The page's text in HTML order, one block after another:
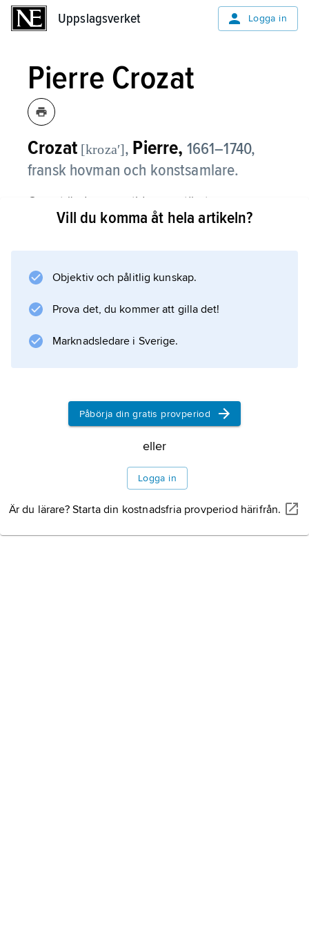
Uppslagsverket Logga in
Pierre Crozat
Crozat [krozaʹ], Pierre, 1661–1740,
fransk hovman och konstsamlare.
Crozat ägde en av tidernas största
konstsamlingar, där handteckningarna var
1 600 blad, vilka utgör kärnan i
Vill du komma åt hela artikeln?
Objektiv och pålitlig kunskap.
Prova det, du kommer att gilla det!
Marknadsledare i Sverige.
Påbörja din gratis provperiod
eller
Logga in
Är du lärare? Starta din kostnadsfria provperiod härifrån.